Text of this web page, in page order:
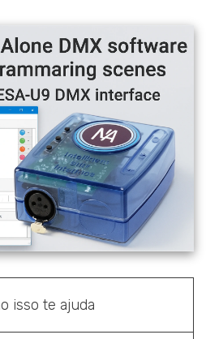
isso te ajuda